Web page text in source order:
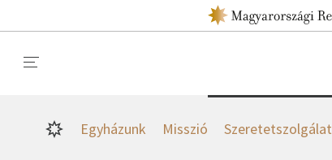
Egyházunk Misszió Szeretetszolgálat